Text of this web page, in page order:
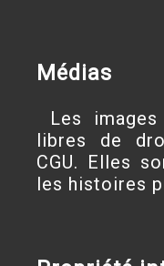
Médias
Les
libres de
CGU. Elles
les histoires